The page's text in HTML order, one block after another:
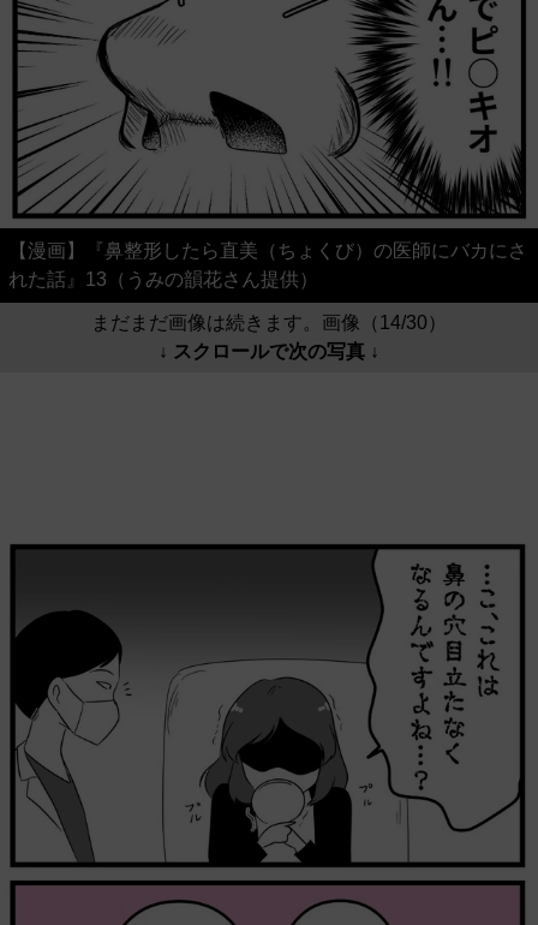
【漫画】『鼻整形したら直美（ちょくび）の医師にバカにさ
れた話』13（うみの韻花さん提供）
まだまだ画像は続きます。画像（14/30）
↓ スクロールで次の写真 ↓